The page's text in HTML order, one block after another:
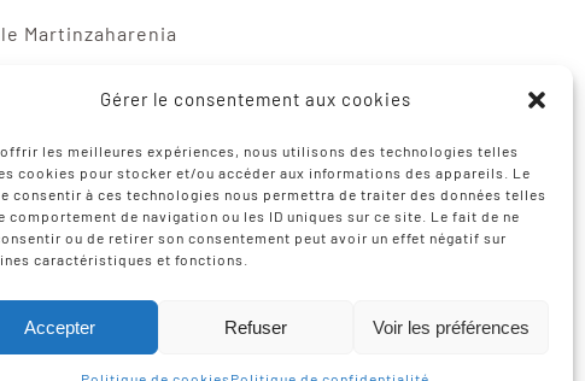
Gérer le consentement aux cookies
offrir les meilleures expériences, nous utilisons des technologies telles
cookies pour stocker et/ou accéder aux informations des appareils. Le
consentir à ces technologies nous permettra de traiter des données telles
comportement de navigation ou les ID uniques sur ce site. Le fait de ne
ou de retirer son consentement peut avoir un effet négatif sur
caractéristiques et fonctions.
Accepter Refuser Voir les préférences
Martinzaharenia
02
Izarte Komunikazioa